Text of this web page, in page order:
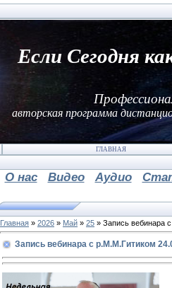
Если Сегодня
авторская программа
ГЛАВНАЯ
О нас Видео Аудио
Главная » 2026 » Май » 25 » Запись вебинара
Запись вебинара с р.М.М.Гитиком